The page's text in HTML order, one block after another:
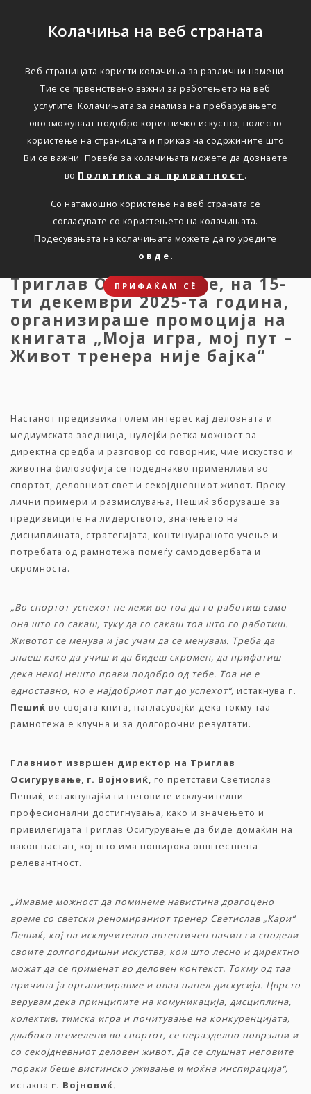
Колачиња на веб страната
Веб страницата користи колачиња за различни намени.
Тие се првенствено важни за работењето на веб
услугите. Колачињата за анализа на пребарувањето
овозможуваат подобро корисничко искуство, полесно
користење на страницата и приказ на содржините што
Ви се важни. Повеќе за колачињата можете да дознаете
во Политика за приватност .
Со натамошно користење на веб страната се
согласувате со користењето на колачињата.
Подесувањата на колачињата можете да го уредите
овде .
ПРИФАЌАМ СЀ
Триглав Осигурување
организираше
инспиративна средба со
Светислав Пешиќ
press-17.12.2025
Триглав Осигурување, на 15-
ти декември 2025-та година,
организираше промоција на
книгата „Моја игра, мој пут –
Живот тренера није бајка“
Настанот предизвика голем интерес кај деловната и
медиумската заедница, нудејќи ретка можност за
директна средба и разговор со говорник, чие искуство и
животна филозофија се подеднакво применливи во
спортот, деловниот свет и секојдневниот живот. Преку
лични примери и размислувања, Пешиќ зборуваше за
предизвиците на лидерството, значењето на
дисциплината, стратегијата, континуираното учење и
потребата од рамнотежа помеѓу самодовербата и
скромноста.
„Во спортот успехот не лежи во тоа да го работиш само
она што го сакаш, туку да го сакаш тоа што го работиш.
Животот се менува и јас учам да се менувам. Треба да
знаеш како да учиш и да бидеш скромен, да прифатиш
дека некој нешто прави подобро од тебе. Тоа не е
едноставно, но е најдобриот пат до успехот“, истакнува г.
Пешиќ во својата книга, нагласувајќи дека токму таа
рамнотежа е клучна и за долгорочни резултати.
Главниот извршен директор на Триглав
Осигурување, г. Војновиќ, го претстави Светислав
Пешиќ, истакнувајќи ги неговите исклучителни
професионални достигнувања, како и значењето и
привилегијата Триглав Осигурување да биде домаќин на
ваков настан, кој што има поширока општествена
релевантност.
„Имавме можност да поминеме навистина драгоцено
време со светски реномираниот тренер Светислав „Кари“
Пешиќ, кој на исклучително автентичен начин ги сподели
своите долгогодишни искуства, кои што лесно и директно
можат да се применат во деловен контекст. Токму од таа
причина ја организиравме и оваа панел-дискусија. Цврсто
верувам дека принципите на комуникација, дисциплина,
колектив, тимска игра и почитување на конкуренцијата,
длабоко втемелени во спортот, се неразделно поврзани и
со секојдневниот деловен живот. Да се слушнат неговите
пораки беше вистинско уживање и моќна инспирација“,
истакна г. Војновиќ.